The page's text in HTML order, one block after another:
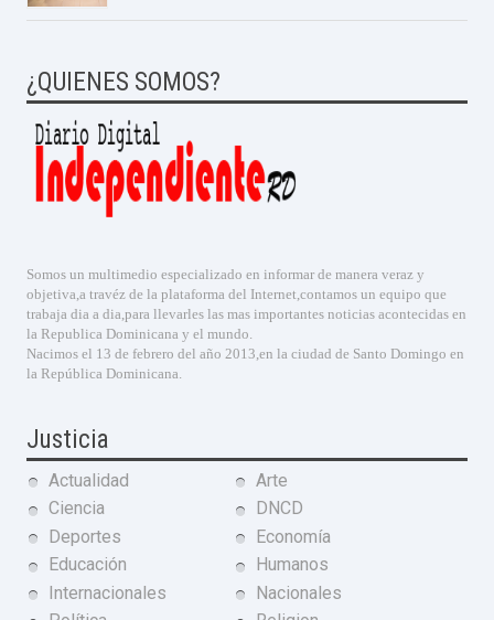
¿QUIENES SOMOS?
Somos un multimedio especializado en informar de manera veraz y
objetiva,a travéz de la plataforma del Internet,contamos un equipo que
trabaja dia a dia,para llevarles las mas importantes noticias acontecidas en
la Republica Dominicana y el mundo.
Nacimos el 13 de febrero del año 2013,en la ciudad de Santo Domingo en
la República Dominicana.
Justicia
Actualidad
Arte
Ciencia
DNCD
Deportes
Economía
Educación
Humanos
Internacionales
Nacionales